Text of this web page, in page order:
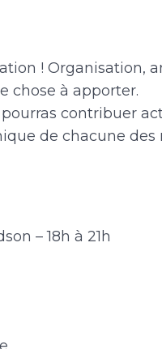
! Organisation,
chose à apporter.
contribuer
de chacune des
– 18h à 21h